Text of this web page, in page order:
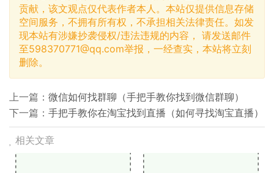
贡献，该文观点仅代表作者本人。本站仅提供信息存储
空间服务，不拥有所有权，不承担相关法律责任。如发
现本站有涉嫌抄袭侵权/违法违规的内容， 请发送邮件
至598370771@qq.com举报，一经查实，本站将立刻
删除。
上一篇： 微信如何找群聊（手把手教你找到微信群聊）
下一篇： 手把手教你在淘宝找到直播（如何寻找淘宝直播）
相关文章